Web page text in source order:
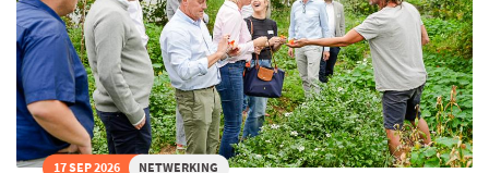
17 SEP 2026 NETWERKING